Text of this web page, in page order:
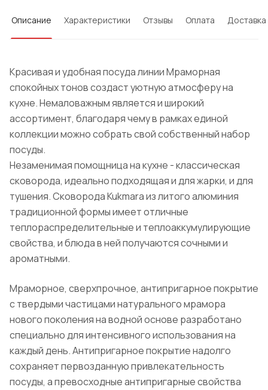
Описание Характеристики Отзывы Оплата Доставка
Красивая и удобная посуда линии Мраморная
спокойных тонов создаст уютную атмосферу на
кухне. Немаловажным является и широкий
ассортимент, благодаря чему в рамках единой
коллекции можно собрать свой собственный набор
посуды.
Незаменимая помощница на кухне - классическая
сковорода, идеально подходящая и для жарки, и для
тушения. Сковорода Kukmara из литого алюминия
традиционной формы имеет отличные
теплораспределительные и теплоаккумулирующие
свойства, и блюда в ней получаются сочными и
ароматными.
Мраморное, сверхпрочное, антипригарное покрытие
с твердыми частицами натурального мрамора
нового поколения на водной основе разработано
специально для интенсивного использования на
каждый день. Антипригарное покрытие надолго
сохраняет первозданную привлекательность
посуды, а превосходные антипригарные свойства